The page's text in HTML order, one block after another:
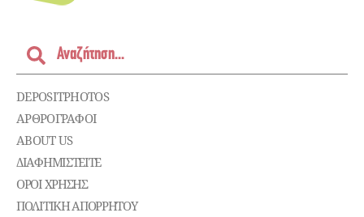
DEPOSITPHOTOS
ΑΡΘΡΟΓΡΑΦΟΙ
ABOUT US
ΔΙΑΦΗΜΙΣΤΕΊΤΕ
ΌΡΟΙ ΧΡΉΣΗΣ
ΠΟΛΙΤΙΚΉ ΑΠΟΡΡΉΤΟΥ